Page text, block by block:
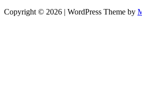
Copyright © 2026 | WordPress Theme by